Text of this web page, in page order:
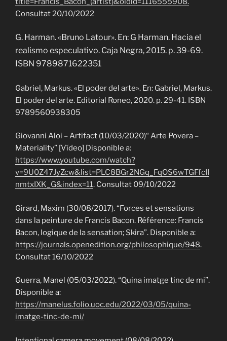
Consultat 20/10/2022
G. Harman. «Bruno Latour». En: G Harman. Hacia el
realismo especulativo. Caja Negra, 2015. p. 39-69.
ISBN 9789871622351
Gabriel, Markus. «El poder del arte». En: Gabriel, Markus.
El poder del arte. Editorial Roneo, 2020. p. 29-41. ISBN
9789560938305
Giovanni Aloi – Artifact (10/03/2020)“ Arte Povera –
Materiality” [Vídeo] Disponible a:
https://www.youtube.com/watch?
v=9U0Z47JyZcw&list=PLC8BGr2NGq_FqOS6wTGFfcII
nmtxIXK_G&index=11. Consultat 09/10/2022
Girard, Maxim (30/08/2017). “Forces et sensations
dans la peinture de Francis Bacon. Référence: Francis
Bacon, logique de la sensation; Skira”. Disponible a:
https://journals.openedition.org/philosophique/948.
Consultat 16/10/2022
Guerra, Manel (05/03/2022). “Quina imatge tinc de mi”.
Disponible a:
https://manelus.folio.uoc.edu/2022/03/05/quina-
imatge-tinc-de-mi/